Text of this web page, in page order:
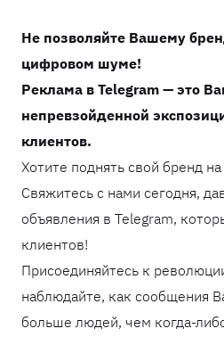
Не позволяйте Вашему
цифровом шуме!
Реклама в Telegram — это
непревзойденной
клиентов.
Хотите поднять свой бренд
Свяжитесь с нами сегодня,
объявления в Telegram,
клиентов!
Присоединяйтесь к
наблюдайте, как сообщения
больше людей, чем когда-